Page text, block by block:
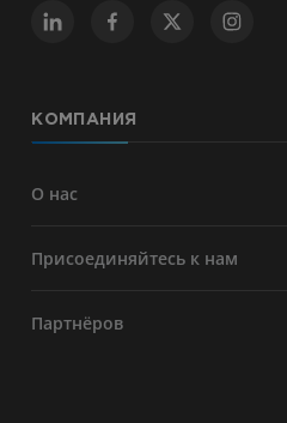
КОМПАНИЯ
О нас
Присоединяйтесь к нам
Партнёров